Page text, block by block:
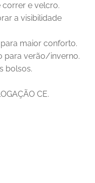
correr e velcro.
a visibilidade
maior conforto.
para verão/inverno.
bolsos.
CE.